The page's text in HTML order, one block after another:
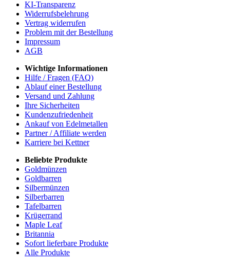
KI-Transparenz
Widerrufsbelehrung
Vertrag widerrufen
Problem mit der Bestellung
Impressum
AGB
Wichtige Informationen
Hilfe / Fragen (FAQ)
Ablauf einer Bestellung
Versand und Zahlung
Ihre Sicherheiten
Kundenzufriedenheit
Ankauf von Edelmetallen
Partner / Affiliate werden
Karriere bei Kettner
Beliebte Produkte
Goldmünzen
Goldbarren
Silbermünzen
Silberbarren
Tafelbarren
Krügerrand
Maple Leaf
Britannia
Sofort lieferbare Produkte
Alle Produkte